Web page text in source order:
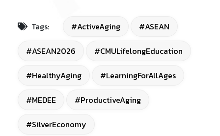
Tags: #ActiveAging #ASEAN
#ASEAN2026 #CMULifelongEducation
#HealthyAging #LearningForAllAges
#MEDEE #ProductiveAging
#SilverEconomy